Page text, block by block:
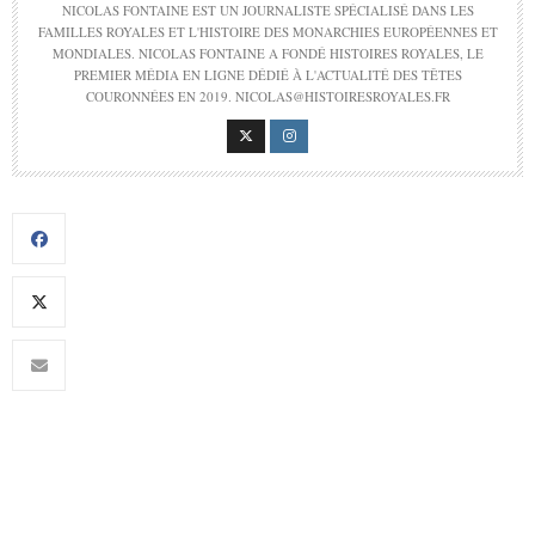
NICOLAS FONTAINE EST UN JOURNALISTE SPÉCIALISÉ DANS LES
FAMILLES ROYALES ET L'HISTOIRE DES MONARCHIES EUROPÉENNES ET
MONDIALES. NICOLAS FONTAINE A FONDÉ HISTOIRES ROYALES, LE
PREMIER MÉDIA EN LIGNE DÉDIÉ À L'ACTUALITÉ DES TÊTES
COURONNÉES EN 2019. NICOLAS@HISTOIRESROYALES.FR